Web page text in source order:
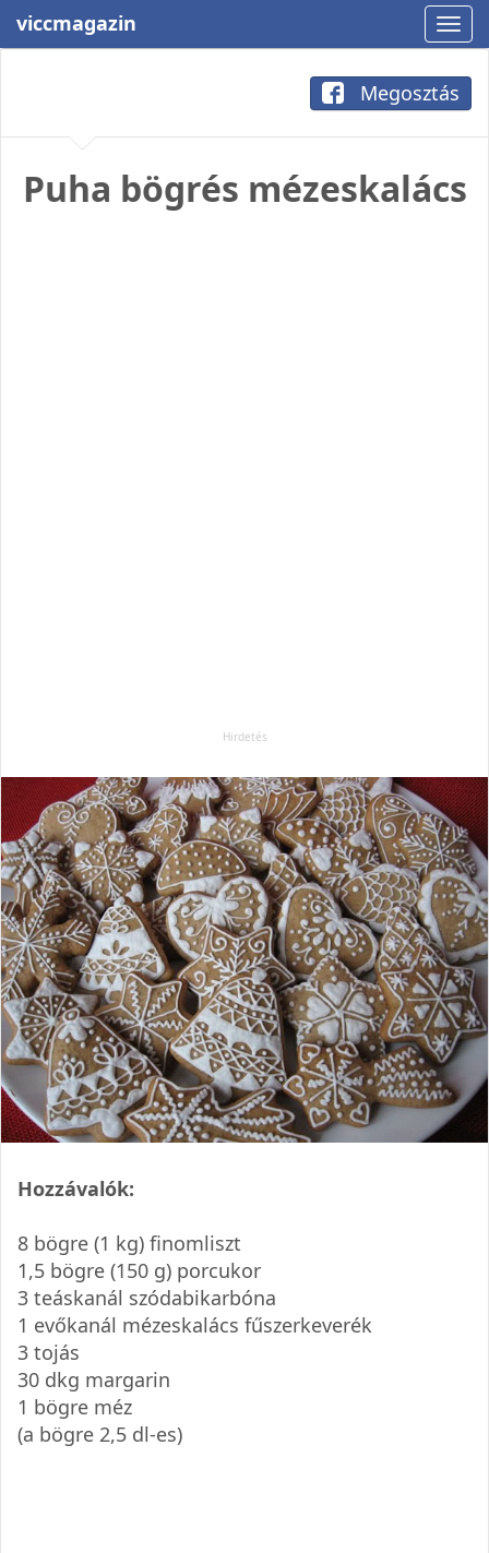
viccmagazin
Megosztás
Puha bögrés mézeskalács
Hozzávalók:
8 bögre (1 kg) finomliszt
1,5 bögre (150 g) porcukor
3 teáskanál szódabikarbóna
1 evőkanál mézeskalács fűszerkeverék
3 tojás
30 dkg margarin
1 bögre méz
(a bögre 2,5 dl-es)